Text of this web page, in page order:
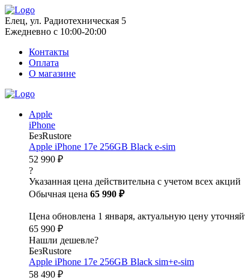
Елец, ул. Радиотехническая 5
Ежедневно с 10:00-20:00
Контакты
Оплата
О магазине
Apple
iPhone
БезRustore
Apple iPhone 17e 256GB Black e-sim
52 990 ₽
?
Указанная цена действительна с учетом всех акций
Обычная цена 65 990 ₽
Цена обновлена 1 января, актуальную цену
65 990 ₽
Нашли дешевле?
БезRustore
Apple iPhone 17e 256GB Black sim+e-sim
58 490 ₽